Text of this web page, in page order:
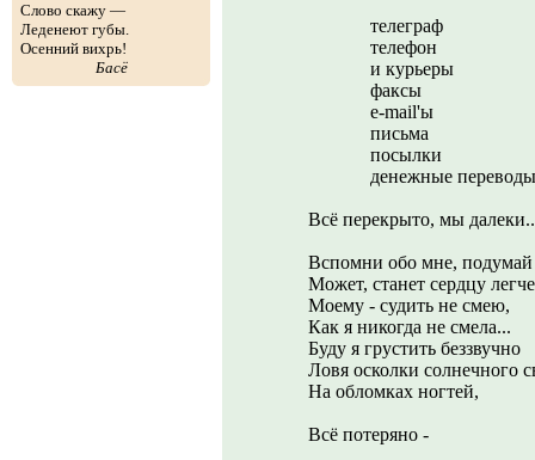
Слово скажу —
Леденеют губы.
Осенний вихрь!
Басё
телеграф
телефон
и курьеры
факсы
e-mail'ы
письма
посылки
денежные переводы
Всё перекрыто, мы
Вспомни обо мне, подумай
Может, станет сердцу легче
Моему - судить не смею,
Как я никогда не смела...
Буду я грустить беззвучно
Ловя осколки солнечного
На обломках ногтей,
Всё потеряно -